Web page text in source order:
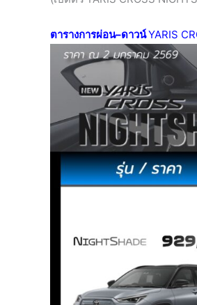
ตารางการผ่อน–ดาวน์YARIS